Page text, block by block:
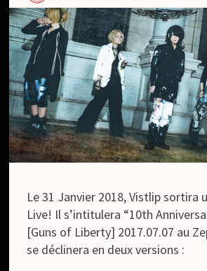
Le 31 Janvier 2018, Vistlip sortira
Live! Il s’intitulera “10th
[Guns of Liberty] 2017.07.07 au
se déclinera en deux versions :